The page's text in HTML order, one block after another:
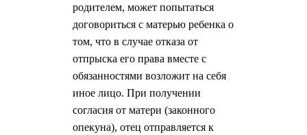
родителем, может попытаться
договориться с матерью ребенка о
том, что в случае отказа от
отпрыска его права вместе с
обязанностями возложит на себя
иное лицо. При получении
согласия от матери (законного
опекуна), отец отправляется к